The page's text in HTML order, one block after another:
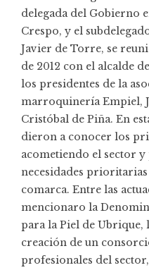
delegada del Gobierno
Crespo, y el
Javier de Torre, se
de 2012 con el alcalde
los presidentes de la
marroquinería Empiel,
Cristóbal de Piña. En
dieron a conocer los
acometiendo el sector
necesidades
comarca. Entre las
mencionaro la
para la Piel de
creación de un
profesionales del